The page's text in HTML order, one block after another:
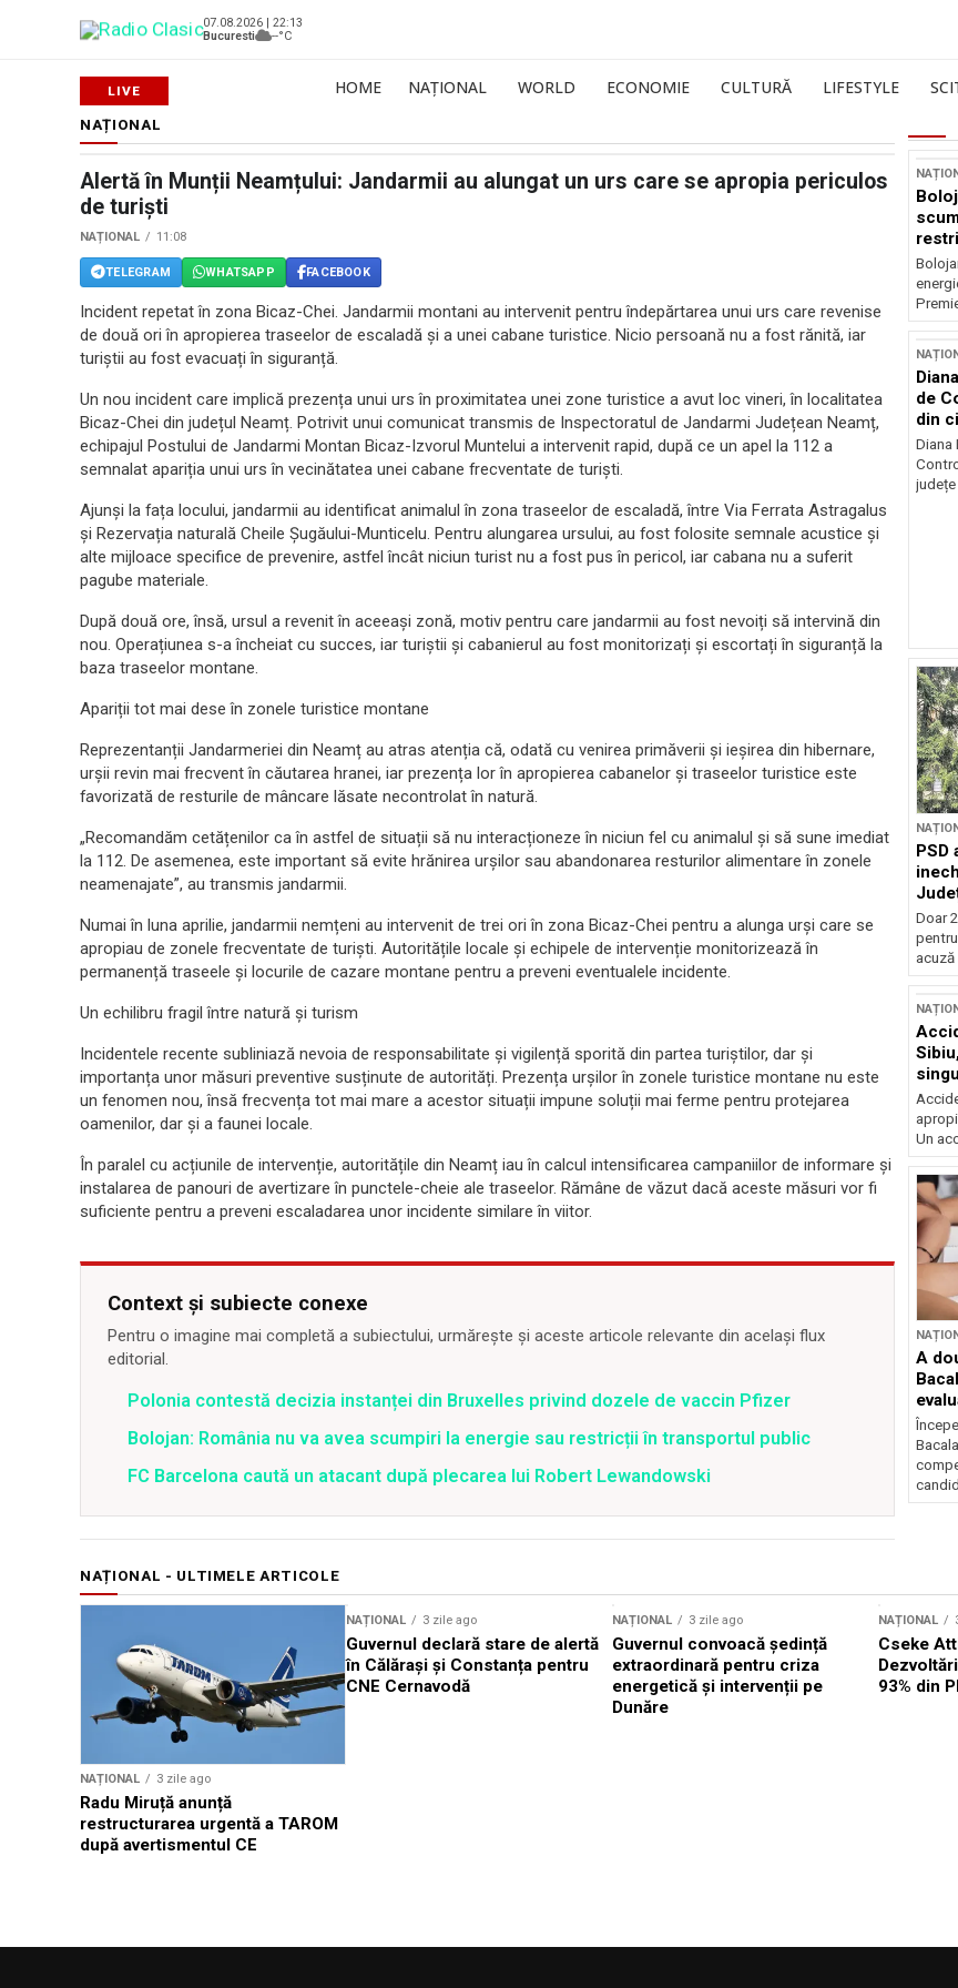
07.08.2026 | 22:13
Bucuresti
--°C
HOME NAȚIONAL WORLD ECONOMIE CULTURĂ LIFESTYLE
NAȚIONAL
Alertă în Munții Neamțului: Jandarmii au alungat un urs care se apropia periculos
de turiști
NAȚIONAL 11:08
TELEGRAM WHATSAPP FACEBOOK
Incident repetat în zona Bicaz-Chei. Jandarmii montani au intervenit pentru îndepărtarea unui urs care revenise
de două ori în apropierea traseelor de escaladă și a unei cabane turistice. Nicio persoană nu a fost rănită, iar
turiștii au fost evacuați în siguranță.
Un nou incident care implică prezența unui urs în proximitatea unei zone turistice a avut loc vineri, în localitatea
Bicaz-Chei din județul Neamț. Potrivit unui comunicat transmis de Inspectoratul de Jandarmi Județean Neamț,
echipajul Postului de Jandarmi Montan Bicaz-Izvorul Muntelui a intervenit rapid, după ce un apel la 112 a
semnalat apariția unui urs în vecinătatea unei cabane frecventate de turiști.
Ajunși la fața locului, jandarmii au identificat animalul în zona traseelor de escaladă, între Via Ferrata Astragalus
și Rezervația naturală Cheile Șugăului-Munticelu. Pentru alungarea ursului, au fost folosite semnale acustice și
alte mijloace specifice de prevenire, astfel încât niciun turist nu a fost pus în pericol, iar cabana nu a suferit
pagube materiale.
După două ore, însă, ursul a revenit în aceeași zonă, motiv pentru care jandarmii au fost nevoiți să intervină din
nou. Operațiunea s-a încheiat cu succes, iar turiștii și cabanierul au fost monitorizați și escortați în siguranță la
baza traseelor montane.
Apariții tot mai dese în zonele turistice montane
Reprezentanții Jandarmeriei din Neamț au atras atenția că, odată cu venirea primăverii și ieșirea din hibernare,
urșii revin mai frecvent în căutarea hranei, iar prezența lor în apropierea cabanelor și traseelor turistice este
favorizată de resturile de mâncare lăsate necontrolat în natură.
„Recomandăm cetățenilor ca în astfel de situații să nu interacționeze în niciun fel cu animalul și să sune imediat
la 112. De asemenea, este important să evite hrănirea urșilor sau abandonarea resturilor alimentare în zonele
neamenajate”, au transmis jandarmii.
Numai în luna aprilie, jandarmii nemțeni au intervenit de trei ori în zona Bicaz-Chei pentru a alunga urși care se
apropiau de zonele frecventate de turiști. Autoritățile locale și echipele de intervenție monitorizează în
permanență traseele și locurile de cazare montane pentru a preveni eventualele incidente.
Un echilibru fragil între natură și turism
Incidentele recente subliniază nevoia de responsabilitate și vigilență sporită din partea turiștilor, dar și
importanța unor măsuri preventive susținute de autorități. Prezența urșilor în zonele turistice montane nu este
un fenomen nou, însă frecvența tot mai mare a acestor situații impune soluții mai ferme pentru protejarea
oamenilor, dar și a faunei locale.
În paralel cu acțiunile de intervenție, autoritățile din Neamț iau în calcul intensificarea campaniilor de informare și
instalarea de panouri de avertizare în punctele-cheie ale traseelor. Rămâne de văzut dacă aceste măsuri vor fi
suficiente pentru a preveni escaladarea unor incidente similare în viitor.
Context și subiecte conexe
Pentru o imagine mai completă a subiectului, urmărește și aceste articole relevante din același flux
editorial.
Polonia contestă decizia instanței din Bruxelles privind dozele de vaccin Pfizer
Bolojan: România nu va avea scumpiri la energie sau restricții în transportul public
FC Barcelona caută un atacant după plecarea lui Robert Lewandowski
de
din
Diana
județe
PSD
Doar
acuză
Un
A
NAȚIONAL - ULTIMELE ARTICOLE
NAȚIONAL 3 zile ago
Radu Miruță anunță
restructurarea urgentă a TAROM
după avertismentul CE
NAȚIONAL 3 zile ago
Guvernul declară stare de alertă
în Călărași și Constanța pentru
CNE Cernavodă
NAȚIONAL 3 zile ago
Guvernul convoacă ședință
extraordinară pentru criza
energetică și intervenții pe
Dunăre
NAȚIONAL
Cseke
93% din